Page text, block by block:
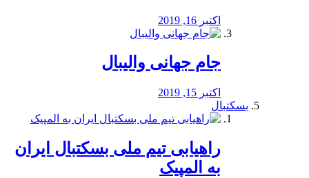
اکتبر 16, 2019
جام جهانی والیبال
اکتبر 15, 2019
بسکتبال
راهیابی تیم ملی بسکتبال ایران
به المپیک